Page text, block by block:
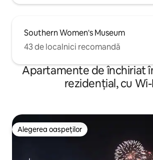
Southern Women's Museum
43 de localnici recomandă
Apartamente de închiriat
rezidențial, cu
Alegerea oaspeților
Alegerea oaspeților